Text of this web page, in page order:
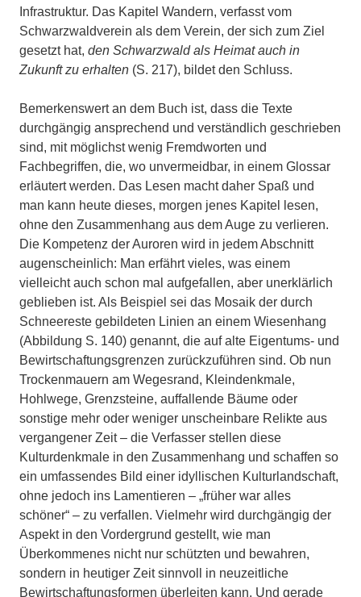
Infrastruktur. Das Kapitel Wandern, verfasst vom
Schwarzwaldverein als dem Verein, der sich zum Ziel
gesetzt hat, den Schwarzwald als Heimat auch in
Zukunft zu erhalten (S. 217), bildet den Schluss.
Bemerkenswert an dem Buch ist, dass die Texte
durchgängig ansprechend und verständlich geschrieben
sind, mit möglichst wenig Fremdworten und
Fachbegriffen, die, wo unvermeidbar, in einem Glossar
erläutert werden. Das Lesen macht daher Spaß und
man kann heute dieses, morgen jenes Kapitel lesen,
ohne den Zusammenhang aus dem Auge zu verlieren.
Die Kompetenz der Auroren wird in jedem Abschnitt
augenscheinlich: Man erfährt vieles, was einem
vielleicht auch schon mal aufgefallen, aber unerklärlich
geblieben ist. Als Beispiel sei das Mosaik der durch
Schneereste gebildeten Linien an einem Wiesenhang
(Abbildung S. 140) genannt, die auf alte Eigentums- und
Bewirtschaftungsgrenzen zurückzuführen sind. Ob nun
Trockenmauern am Wegesrand, Kleindenkmale,
Hohlwege, Grenzsteine, auffallende Bäume oder
sonstige mehr oder weniger unscheinbare Relikte aus
vergangener Zeit – die Verfasser stellen diese
Kulturdenkmale in den Zusammenhang und schaffen so
ein umfassendes Bild einer idyllischen Kulturlandschaft,
ohne jedoch ins Lamentieren – „früher war alles
schöner“ – zu verfallen. Vielmehr wird durchgängig der
Aspekt in den Vor­dergrund gestellt, wie man
Überkommenes nicht nur schützten und bewahren,
sondern in heutiger Zeit sinnvoll in neuzeitliche
Bewirtschaftungsformen überleiten kann. Und gerade